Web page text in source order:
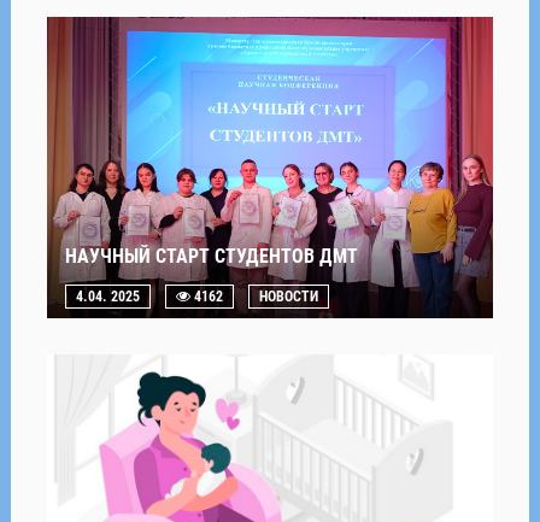
НАУЧНЫЙ СТАРТ СТУДЕНТОВ ДМТ
4.04. 2025 4162 НОВОСТИ